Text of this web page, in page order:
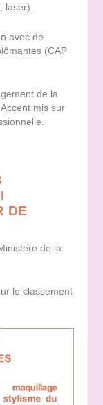
laser).
avec de
(CAP
de la
mis sur
DE
de la
le classement